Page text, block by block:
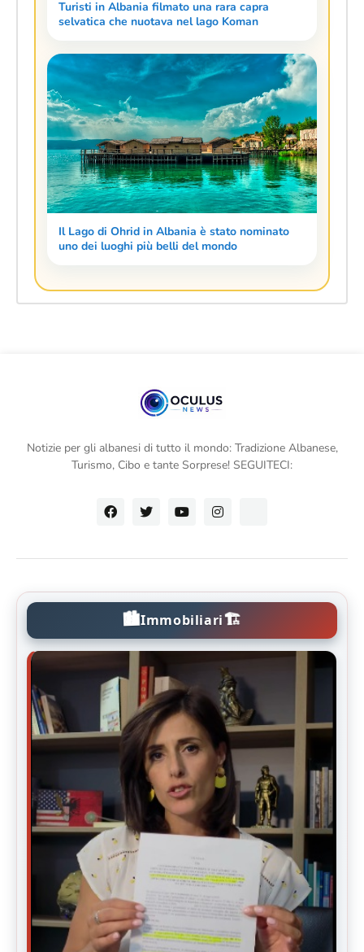
Turisti in Albania filmato una rara capra
selvatica che nuotava nel lago Koman
Il Lago di Ohrid in Albania è stato nominato
uno dei luoghi più belli del mondo
Notizie per gli albanesi di tutto il mondo: Tradizione Albanese,
Turismo, Cibo e tante Sorprese! SEGUITECI:
🏙️Immobiliari🏗️